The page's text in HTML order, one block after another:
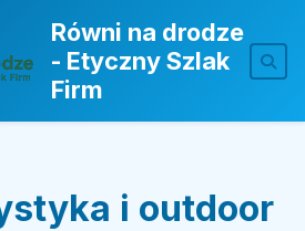
Równi na drodze
- Etyczny Szlak
Firm
i outdoor